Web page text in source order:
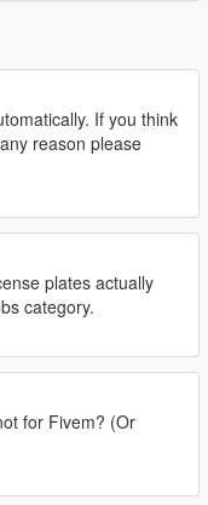
If you think
reason please
plates actually
category.
for Fivem? (Or